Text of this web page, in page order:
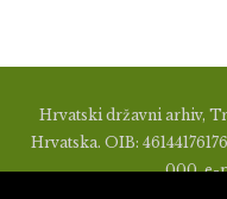
Hrvatski državni arhiv,
Hrvatska. OIB:
000, e-